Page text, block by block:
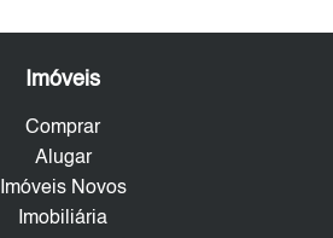
Imóveis
Comprar
Alugar
Imóveis Novos
Imobiliária